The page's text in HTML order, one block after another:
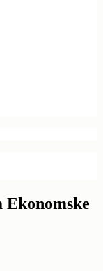
Ekonomske